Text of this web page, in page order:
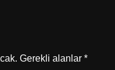
Gerekli alanlar *